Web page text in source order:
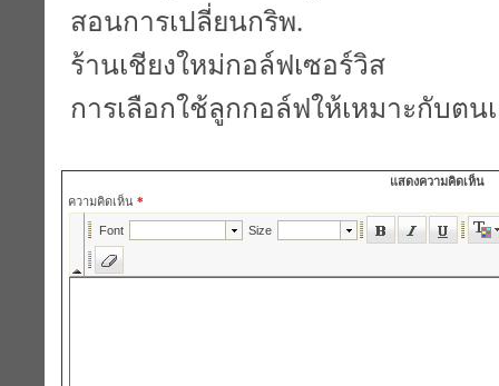
สอนการเปลี่ยนกริพ.
ร้านเชียงใหม่กอล์ฟเซอร์วิส
การเลือกใช้ลูกกอล์ฟให้เหมาะกับตน
แสดงความคิดเห็น
ความคิดเห็น *